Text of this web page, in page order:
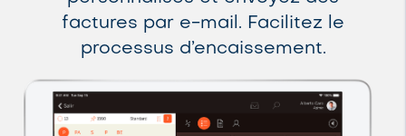
factures par e-mail. Facilitez le
processus d’encaissement.